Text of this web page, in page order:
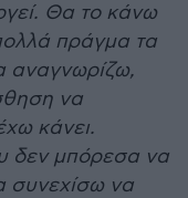
Θα το κάνω
πράγμα τα
αναγνωρίζω,
να
κάνει.
δεν μπόρεσα να
συνεχίσω να